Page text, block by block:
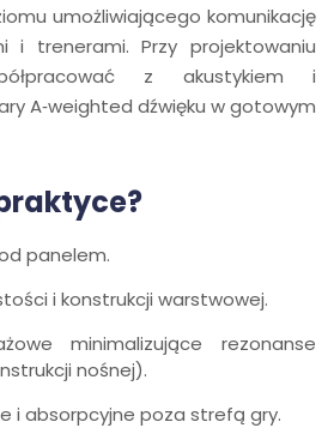
umożliwiającego komunikację
i trenerami. Przy projektowaniu
z akustykiem i
A‑weighted dźwięku w gotowym
panelem.
i konstrukcji warstwowej.
minimalizujące rezonanse
nośnej).
i absorpcyjne poza strefą gry.